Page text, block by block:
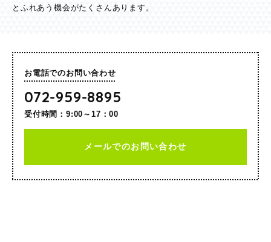
とふれあう機会がたくさんあります。
お電話でのお問い合わせ
072-959-8895
受付時間：9:00～17：00
メールでのお問い合わせ